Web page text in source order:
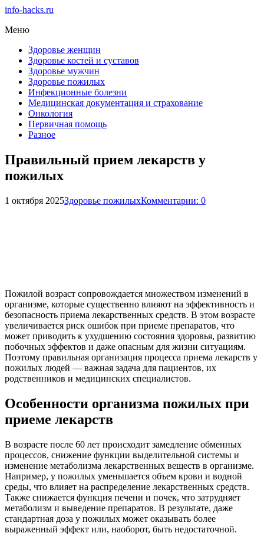
info-hacks.ru
Меню
Здоровье женщин
Здоровье костей и суставов
Здоровье мужчин
Здоровье пожилых
Инфекционные болезни
Медицинская документация и страхование
Онкология
Первичная помощь
Разное
Правильный прием лекарств у
пожилых
1 октября 2025Здоровье пожилыхКомментарии: 0
Пожилой возраст сопровождается множеством изменений в
организме, которые существенно влияют на эффективность и
безопасность приема лекарственных средств. В этом возрасте
увеличивается риск ошибок при приеме препаратов, что
может приводить к ухудшению состояния здоровья, развитию
побочных эффектов и даже опасным для жизни ситуациям.
Поэтому правильная организация процесса приема лекарств у
пожилых людей — важная задача для пациентов, их
родственников и медицинских специалистов.
Особенности организма пожилых при
приеме лекарств
В возрасте после 60 лет происходит замедление обменных
процессов, снижение функции выделительной системы и
изменение метаболизма лекарственных веществ в организме.
Например, у пожилых уменьшается объем крови и водной
среды, что влияет на распределение лекарственных средств.
Также снижается функция печени и почек, что затрудняет
метаболизм и выведение препаратов. В результате, даже
стандартная доза у пожилых может оказывать более
выраженный эффект или, наоборот, быть недостаточной.